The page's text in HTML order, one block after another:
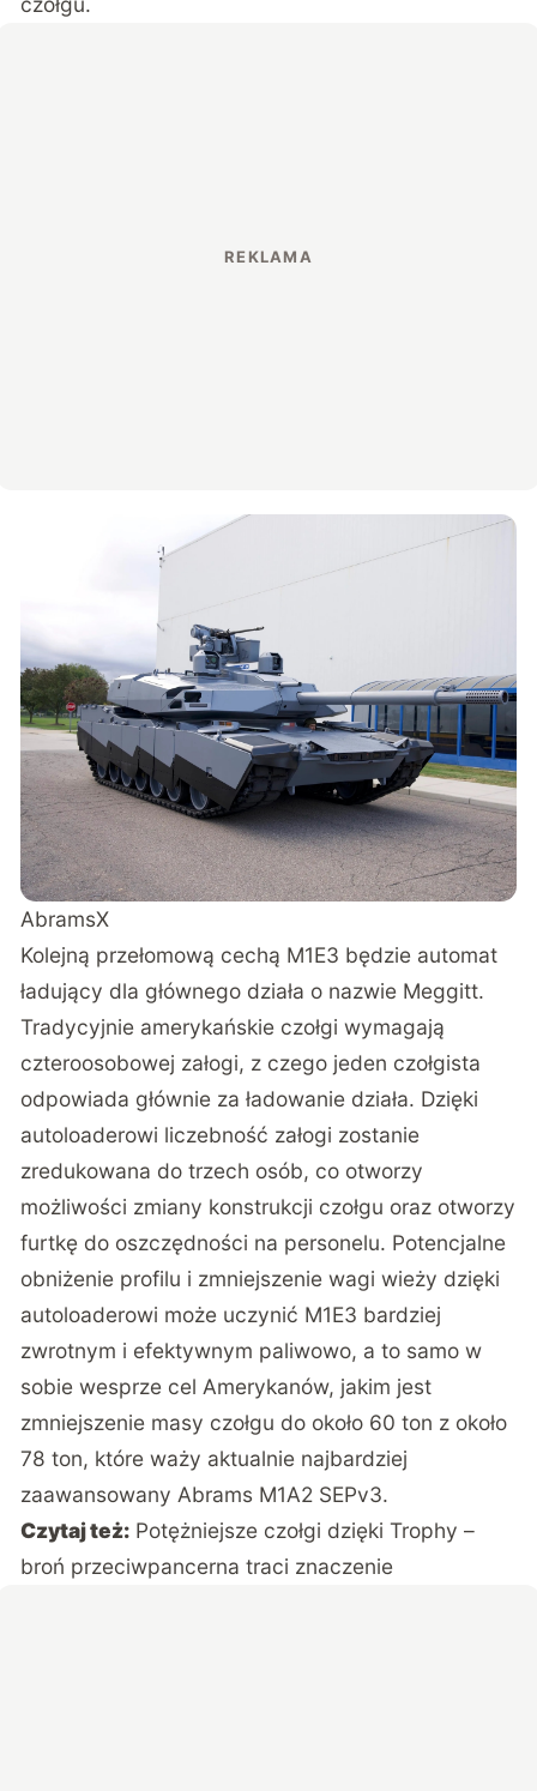
AbramsX
Kolejną przełomową cechą M1E3 będzie automat
ładujący dla głównego działa o nazwie Meggitt.
Tradycyjnie amerykańskie czołgi wymagają
czteroosobowej załogi, z czego jeden czołgista
odpowiada głównie za ładowanie działa. Dzięki
autoloaderowi liczebność załogi zostanie
zredukowana do trzech osób, co otworzy
możliwości zmiany konstrukcji czołgu oraz otworzy
furtkę do oszczędności na personelu. Potencjalne
obniżenie profilu i zmniejszenie wagi wieży dzięki
autoloaderowi może uczynić M1E3 bardziej
zwrotnym i efektywnym paliwowo, a to samo w
sobie wesprze cel Amerykanów, jakim jest
zmniejszenie masy czołgu do około 60 ton z około
78 ton, które waży aktualnie najbardziej
zaawansowany Abrams M1A2 SEPv3.
Czytaj też: Potężniejsze czołgi dzięki Trophy –
broń przeciwpancerna traci znaczenie